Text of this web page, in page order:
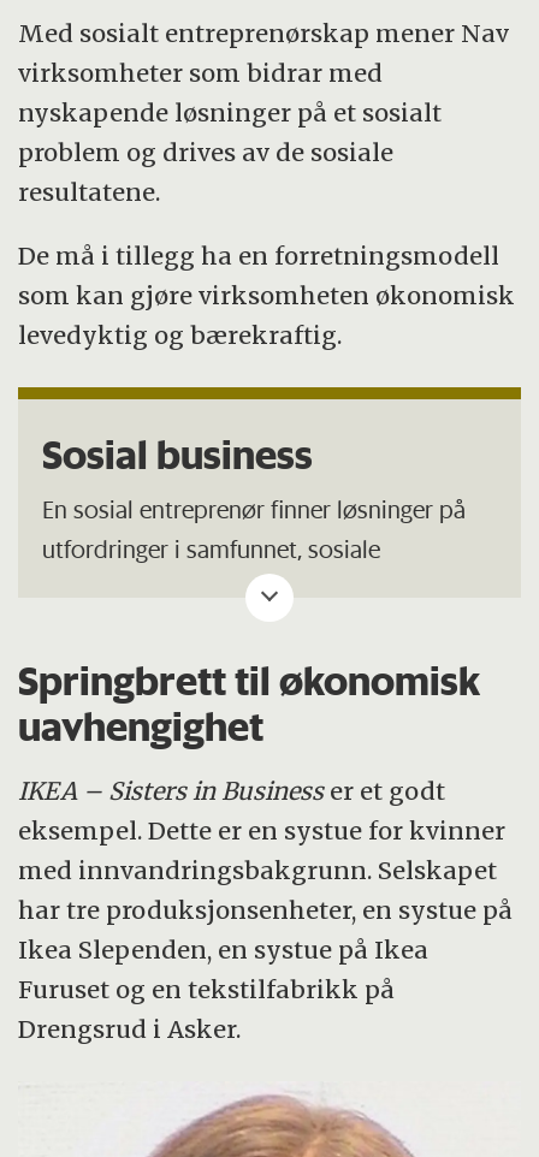
Med sosialt entreprenørskap mener Nav
virksomheter som bidrar med
nyskapende løsninger på et sosialt
problem og drives av de sosiale
resultatene.
De må i tillegg ha en forretningsmodell
som kan gjøre virksomheten økonomisk
levedyktig og bærekraftig.
Sosial business
En sosial entreprenør finner løsninger på
utfordringer i samfunnet, sosiale
problemer, ved å bruke virkemidler fra
forretningsverden for å skape endring. Et
sosialt problem er et problem i forholdet
mellom individer og samfunn.
Springbrett til økonomisk
uavhengighet
IKEA – Sisters in Businesser et godt
eksempel. Dette er en systue for kvinner
med innvandringsbakgrunn. Selskapet
har tre produksjonsenheter, en systue på
Ikea Slependen, en systue på Ikea
Furuset og en tekstilfabrikk på
Drengsrud i Asker.